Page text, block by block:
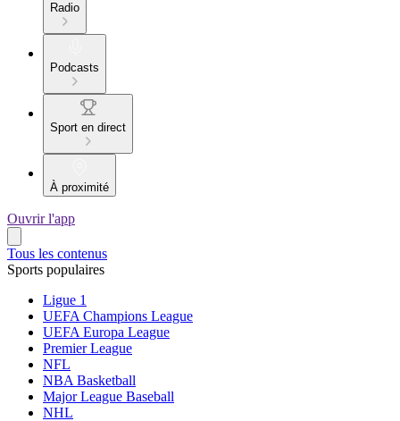
Radio
Podcasts
Sport en direct
À proximité
Ouvrir l'app
Tous les contenus
Sports populaires
Ligue 1
UEFA Champions League
UEFA Europa League
Premier League
NFL
NBA Basketball
Major League Baseball
NHL